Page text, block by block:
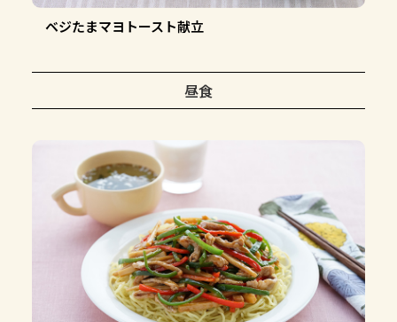
ベジたまマヨトースト献立
昼食